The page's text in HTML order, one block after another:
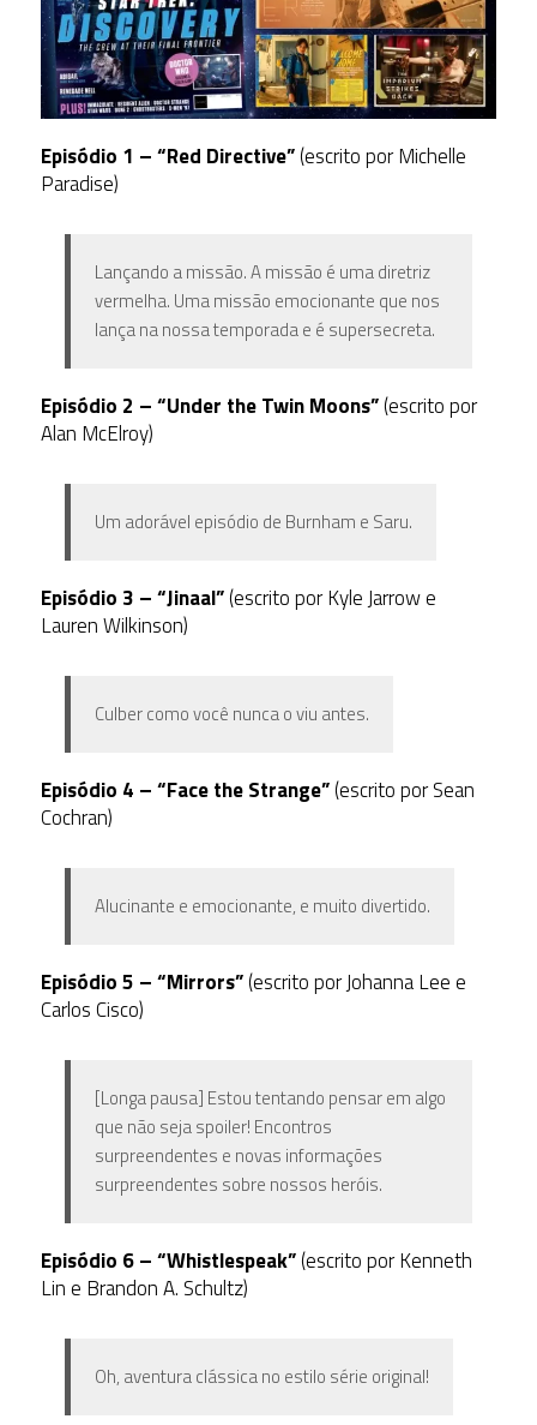
Episódio 1 – “Red Directive”(escrito por Michelle
Paradise)
Lançando a missão. A missão é uma diretriz
vermelha. Uma missão emocionante que nos
lança na nossa temporada e é supersecreta.
Episódio 2 – “Under the Twin Moons”(escrito por
Alan McElroy)
Um adorável episódio de Burnham e Saru.
Episódio 3 – “Jinaal”(escrito por Kyle Jarrow e
Lauren Wilkinson)
Culber como você nunca o viu antes.
Episódio 4 – “Face the Strange”(escrito por Sean
Cochran)
Alucinante e emocionante, e muito divertido.
Episódio 5 – “Mirrors”(escrito por Johanna Lee e
Carlos Cisco)
[Longa pausa] Estou tentando pensar em algo
que não seja spoiler! Encontros
surpreendentes e novas informações
surpreendentes sobre nossos heróis.
Episódio 6 – “Whistlespeak”(escrito por Kenneth
Lin e Brandon A. Schultz)
Oh, aventura clássica no estilo série original!